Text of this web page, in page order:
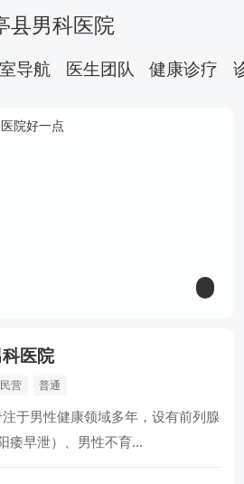
县男科医院
导航 医生团队 健康诊疗
查看全部科室
医院
民营 普通
于男性健康领域多年，设有前列腺
痿早泄）、男性不育...